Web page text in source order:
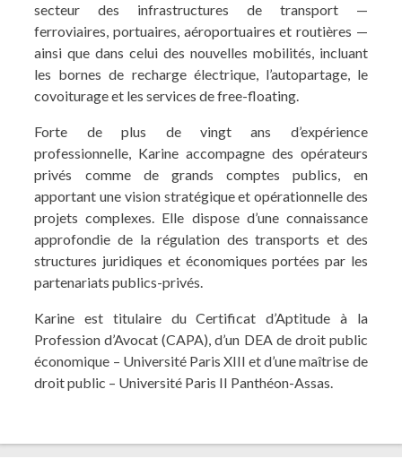
secteur des infrastructures de transport —
ferroviaires, portuaires, aéroportuaires et routières —
ainsi que dans celui des nouvelles mobilités, incluant
les bornes de recharge électrique, l’autopartage, le
covoiturage et les services de free-floating.
Forte de plus de vingt ans d’expérience
professionnelle, Karine accompagne des opérateurs
privés comme de grands comptes publics, en
apportant une vision stratégique et opérationnelle des
projets complexes. Elle dispose d’une connaissance
approfondie de la régulation des transports et des
structures juridiques et économiques portées par les
partenariats publics-privés.
Karine est titulaire du Certificat d’Aptitude à la
Profession d’Avocat (CAPA), d’un DEA de droit public
économique – Université Paris XIII et d’une maîtrise de
droit public – Université Paris II Panthéon-Assas.